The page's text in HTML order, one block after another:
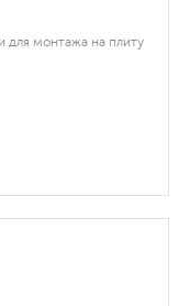
для монтажа на плиту